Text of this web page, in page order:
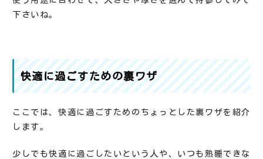
下さいね。
快適に過ごすための裏ワザ
ここでは、快適に過ごすためのちょっとした裏ワザを紹介
します。
少しでも快適に過ごしたいという人や、いつも熟睡できな